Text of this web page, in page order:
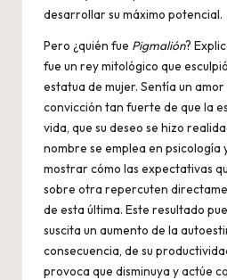
desarrollar su máximo potencial.
Pero ¿quién fue Pigmalión?
fue un rey mitológico que
estatua de mujer. Sentía un
convicción tan fuerte de que la
vida, que su deseo se hizo
nombre se emplea en psicología
mostrar cómo las expectativas
sobre otra repercuten
de esta última. Este resultado
suscita un aumento de la
consecuencia, de su
provoca que disminuya y actúe